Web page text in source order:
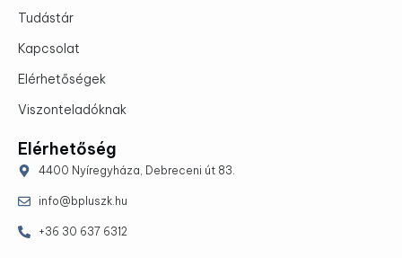
Tudástár
Kapcsolat
Elérhetőségek
Viszonteladóknak
Elérhetőség
4400 Nyíregyháza, Debreceni út 83.
info@bpluszk.hu
+36 30 637 6312